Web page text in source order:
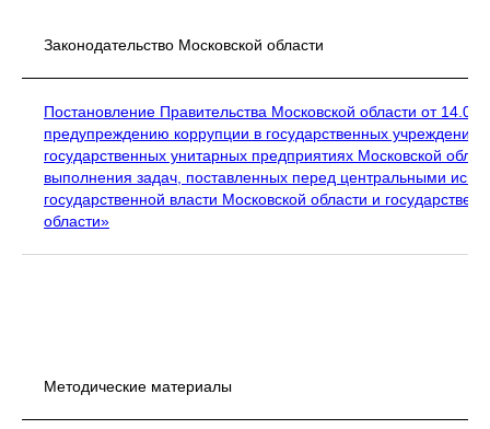
Законодательство Московской области
Постановление Правительства Московской области от
предупреждению коррупции в государственных
государственных унитарных предприятиях Московской
выполнения задач, поставленных перед центральными
государственной власти Московской области и
области»
Методические материалы